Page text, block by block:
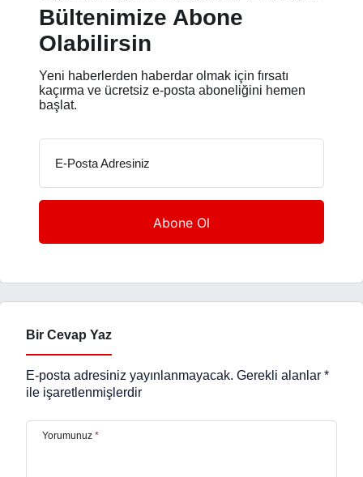
Bültenimize Abone
Olabilirsin
Yeni haberlerden haberdar olmak için fırsatı
kaçırma ve ücretsiz e-posta aboneliğini hemen
başlat.
E-Posta Adresiniz
Bir Cevap Yaz
E-posta adresiniz yayınlanmayacak. Gerekli alanlar *
ile işaretlenmişlerdir
Yorumunuz *